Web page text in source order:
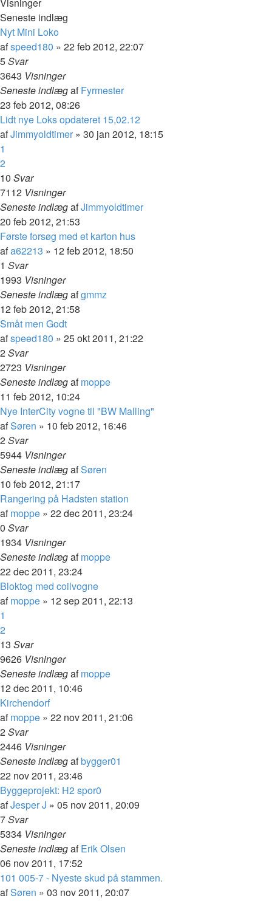
Seneste indlæg
Nyt Mini Loko
afspeed180 » 22 feb 2012, 22:07
5Svar
3643 Visninger
Seneste indlægafFyrmester
23 feb 2012, 08:26
Lidt nye Loks opdateret 15,02.12
afJimmyoldtimer » 30 jan 2012, 18:15
1
2
10 Svar
7112 Visninger
Seneste indlægafJimmyoldtimer
20 feb 2012, 21:53
Første forsøg med et karton hus
afa62213 » 12 feb 2012, 18:50
1 Svar
1993 Visninger
Seneste indlægafgmmz
12 feb 2012, 21:58
Småt men Godt
afspeed180 » 25 okt 2011, 21:22
2Svar
2723 Visninger
Seneste indlægafmoppe
11 feb 2012, 10:24
Nye InterCity vogne til "BW Malling"
afSøren » 10 feb 2012, 16:46
2Svar
5944 Visninger
Seneste indlægafSøren
10 feb 2012, 21:17
Rangering på Hadsten station
afmoppe » 22 dec 2011, 23:24
0 Svar
1934 Visninger
Seneste indlægafmoppe
22 dec 2011, 23:24
Bloktog med coilvogne
afmoppe » 12 sep 2011, 22:13
1
2
13 Svar
9626 Visninger
Seneste indlægafmoppe
12 dec 2011, 10:46
Kirchendorf
afmoppe » 22 nov 2011, 21:06
2Svar
2446 Visninger
Seneste indlægafbygger01
22 nov 2011, 23:46
Byggeprojekt: H2 spor0
afJesper J » 05 nov 2011, 20:09
7Svar
5334 Visninger
Seneste indlægafErik Olsen
06 nov 2011, 17:52
101 005-7 - Nyeste skud på stammen.
afSøren » 03 nov 2011, 20:07